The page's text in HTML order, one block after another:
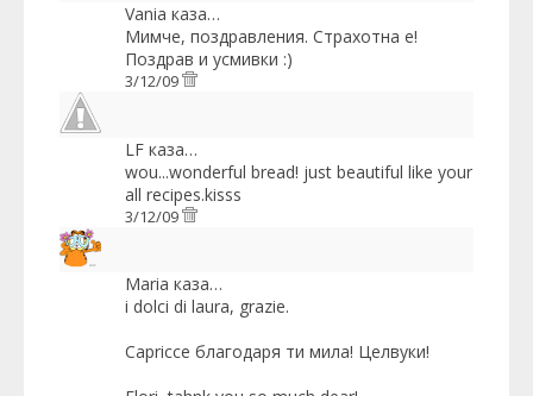
Vania каза…
Мимче, поздравления. Страхотна е!
Поздрав и усмивки :)
3/12/09
LF каза…
wou...wonderful bread! just beautiful like your
all recipes.kisss
3/12/09
Maria каза…
i dolci di laura, grazie.
Capricce благодаря ти мила! Целвуки!